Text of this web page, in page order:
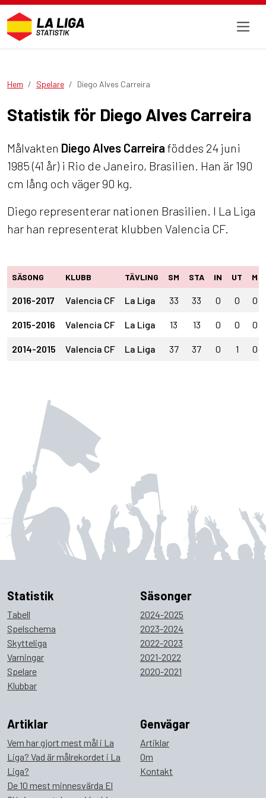
Hem Spelare Diego Alves Carreira
Statistik för Diego Alves Carreira
Målvakten Diego Alves Carreira föddes 24 juni
1985 (41 år) i Rio de Janeiro, Brasilien. Han är 190
cm lång och väger 90 kg.
Diego representerar nationen Brasilien. I La Liga
har han representerat klubben Valencia CF.
SÄSONG KLUBB TÄVLING SM STA IN UT M
2016-2017 Valencia CF La Liga 33 33 0 0 0
2015-2016 Valencia CF La Liga 13 13 0 0 0
2014-2015 Valencia CF La Liga 37 37 0 1 0
Statistik
Tabell
Spelschema
Skytteliga
Varningar
Spelare
Klubbar
Säsonger
2024-2025
2023-2024
2022-2023
2021-2022
2020-2021
Artiklar
Vem har gjort mest mål i La
Liga? Vad är målrekordet i La
Liga?
De 10 mest minnesvärda El
Genvägar
Artiklar
Om
Kontakt